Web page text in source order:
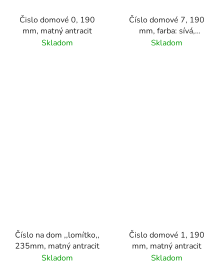
Čislo domové 0, 190
mm, matný antracit
Skladom
Číslo domové 7, 190
mm, farba: sívá,
materiál hliník
Skladom
Číslo na dom ,,lomítko,,
235mm, matný antracit
Skladom
Čislo domové 1, 190
mm, matný antracit
Skladom